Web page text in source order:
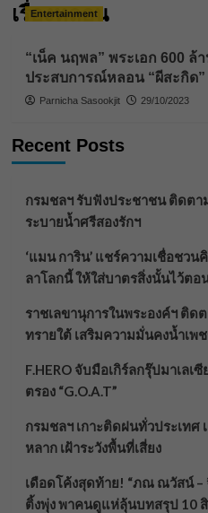
เรื่องหลอน
Entertainment
“เน็ค นฤพล” พระเอก 600 ล้
ประสบการณ์หลอน “ผีสะกิด”
Parnicha Sasookjit 29/10/2023
Recent Posts
กรมชลฯ รับฟังประชาชน ติดต
ระบายน้ำศรีสองรักฯ
‘แมน การิน’ แชร์ความเชื่อชวน
ลาโลกนี้ ให้ใส่บาตรสิ่งนั้นไว้ตอ
ราชเลขานุการในพระองค์ฯ ติด
ทรายใต้ เสริมความมั่นคงน้ำเพ
F.HERO จับมือเกิร์ลกรุ๊ปมาเลเ
ตรอง “G.O.A.T”
กรมชลฯ เกาะติดฝนทั่วประเทศ
หลาก เฝ้าระวังพื้นที่เสี่ยง
เดือดโค้งสุดท้าย! “ภณ ณวัสน์ –
ติ้งพุ่ง พาคนดูแห่ลุ้นบทสรุป 10